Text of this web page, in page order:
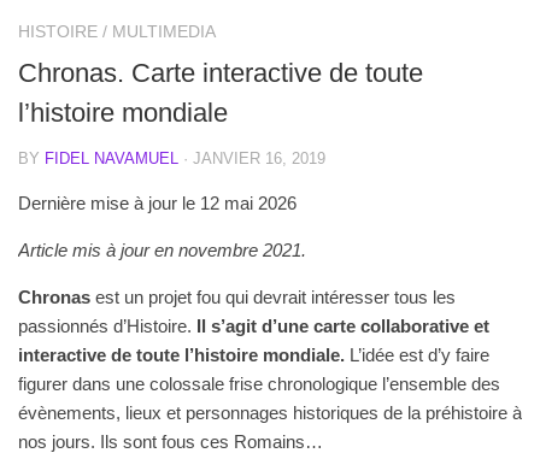
HISTOIRE / MULTIMEDIA
Chronas. Carte interactive de toute
l’histoire mondiale
BY FIDEL NAVAMUEL · JANVIER 16, 2019
Dernière mise à jour le 12 mai 2026
Article mis à jour en novembre 2021.
Chronas est un projet fou qui devrait intéresser tous les
passionnés d’Histoire. Il s’agit d’une carte collaborative et
interactive de toute l’histoire mondiale. L’idée est d’y faire
figurer dans une colossale frise chronologique l’ensemble des
évènements, lieux et personnages historiques de la préhistoire à
nos jours. Ils sont fous ces Romains…